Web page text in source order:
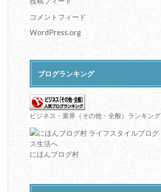
コメントフィード
WordPress.org
ブログランキング
ビジネス・業界（その他・全般）ランキング
にほんブログ村